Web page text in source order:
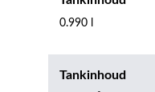
0.990 l
Tankinhoud